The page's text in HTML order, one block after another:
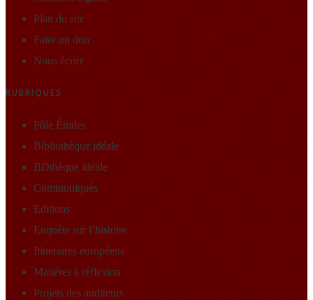
Plan du site
Faire un don
Nous écrire
RUBRIQUES
Pôle Études
Bibliothèque idéale
BDthèque idéale
Communiqués
Editions
Enquête sur l’histoire
Itineraires européens
Matières à réflexion
Projets des auditeurs